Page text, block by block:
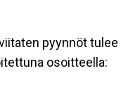
pyynnöt tulee
osoitteella: